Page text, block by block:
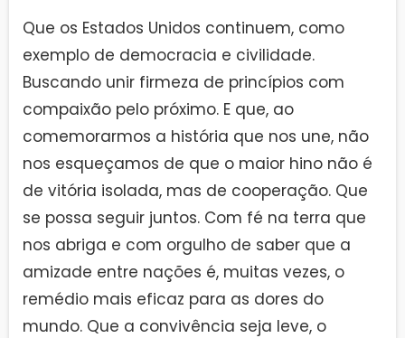
Que os Estados Unidos continuem, como
exemplo de democracia e civilidade.
Buscando unir firmeza de princípios com
compaixão pelo próximo. E que, ao
comemorarmos a história que nos une, não
nos esqueçamos de que o maior hino não é
de vitória isolada, mas de cooperação. Que
se possa seguir juntos. Com fé na terra que
nos abriga e com orgulho de saber que a
amizade entre nações é, muitas vezes, o
remédio mais eficaz para as dores do
mundo. Que a convivência seja leve, o